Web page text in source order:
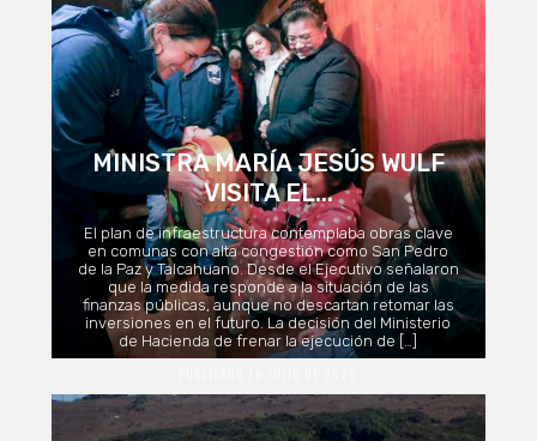
MINISTRA MARÍA JESÚS WULF
VISITA EL...
El plan de infraestructura contemplaba obras clave
en comunas con alta congestión como San Pedro
de la Paz y Talcahuano. Desde el Ejecutivo señalaron
que la medida responde a la situación de las
finanzas públicas, aunque no descartan retomar las
inversiones en el futuro. La decisión del Ministerio
de Hacienda de frenar la ejecución de […]